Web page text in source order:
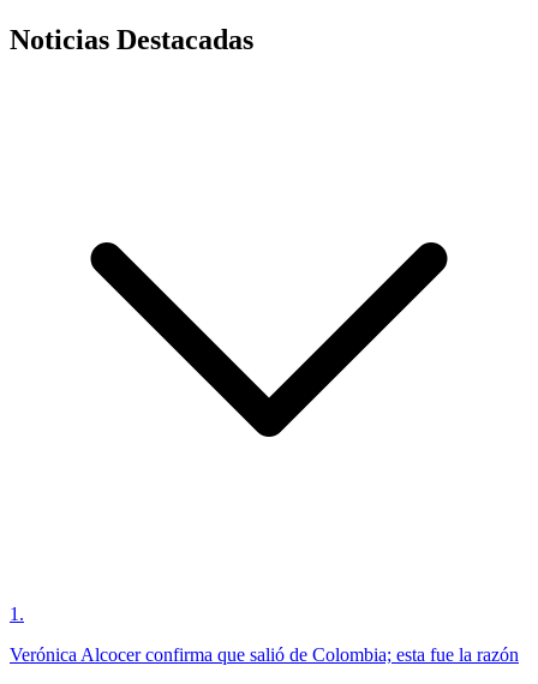
Noticias Destacadas
1 .
Verónica Alcocer confirma que salió de Colombia; esta fue la razón